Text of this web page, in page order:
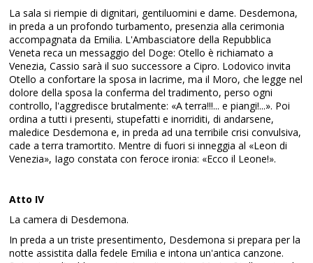
La sala si riempie di dignitari, gentiluomini e dame. Desdemona,
in preda a un profondo turbamento, presenzia alla cerimonia
accompagnata da Emilia. L'Ambasciatore della Repubblica
Veneta reca un messaggio del Doge: Otello è richiamato a
Venezia, Cassio sarà il suo successore a Cipro. Lodovico invita
Otello a confortare la sposa in lacrime, ma il Moro, che legge nel
dolore della sposa la conferma del tradimento, perso ogni
controllo, l'aggredisce brutalmente: «A terra!!!... e piangi!...». Poi
ordina a tutti i presenti, stupefatti e inorriditi, di andarsene,
maledice Desdemona e, in preda ad una terribile crisi convulsiva,
cade a terra tramortito. Mentre di fuori si inneggia al «Leon di
Venezia», Iago constata con feroce ironia: «Ecco il Leone!».
Atto IV
La camera di Desdemona.
In preda a un triste presentimento, Desdemona si prepara per la
notte assistita dalla fedele Emilia e intona un'antica canzone.